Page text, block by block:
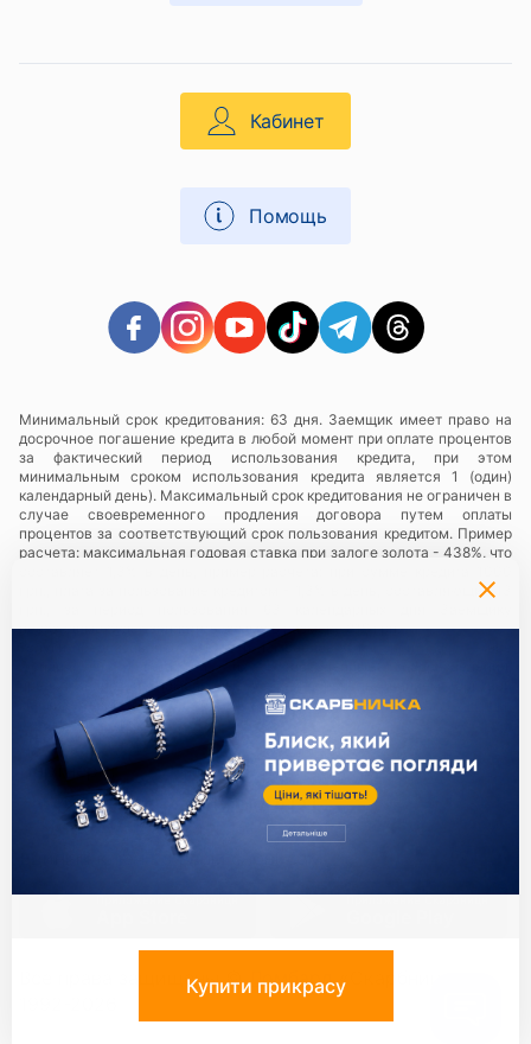
Кабинет
Помощь
Минимальный срок кредитования: 63 дня. Заемщик имеет право на
досрочное погашение кредита в любой момент при оплате процентов
за фактический период использования кредита, при этом
минимальным сроком использования кредита является 1 (один)
календарный день). Максимальный срок кредитования не ограничен в
случае своевременного продления договора путем оплаты
процентов за соответствующий срок пользования кредитом. Пример
расчета: максимальная годовая ставка при залоге золота - 438%, что
грн., плата за пользование кредитом - 1,3% в день, составляющий 13
необходимо будет заплатить сумму в размере 819 грн.
Услуги предоставляются в сети ломбардов «Скарбниця ТМ»
юридические лица и их обособленные подразделения,
предоставляющие ломбардные услуги с использованием торговой
марки (знака для товаров и услуг) «Скарбниця ТМ»..
конфиденциальности.
Партнери:
Единый ключ ко всем сервисам
Приложение Скарбниця Приложение Скарбниця
Все права защищены ©Ломбард«Скарбниця»